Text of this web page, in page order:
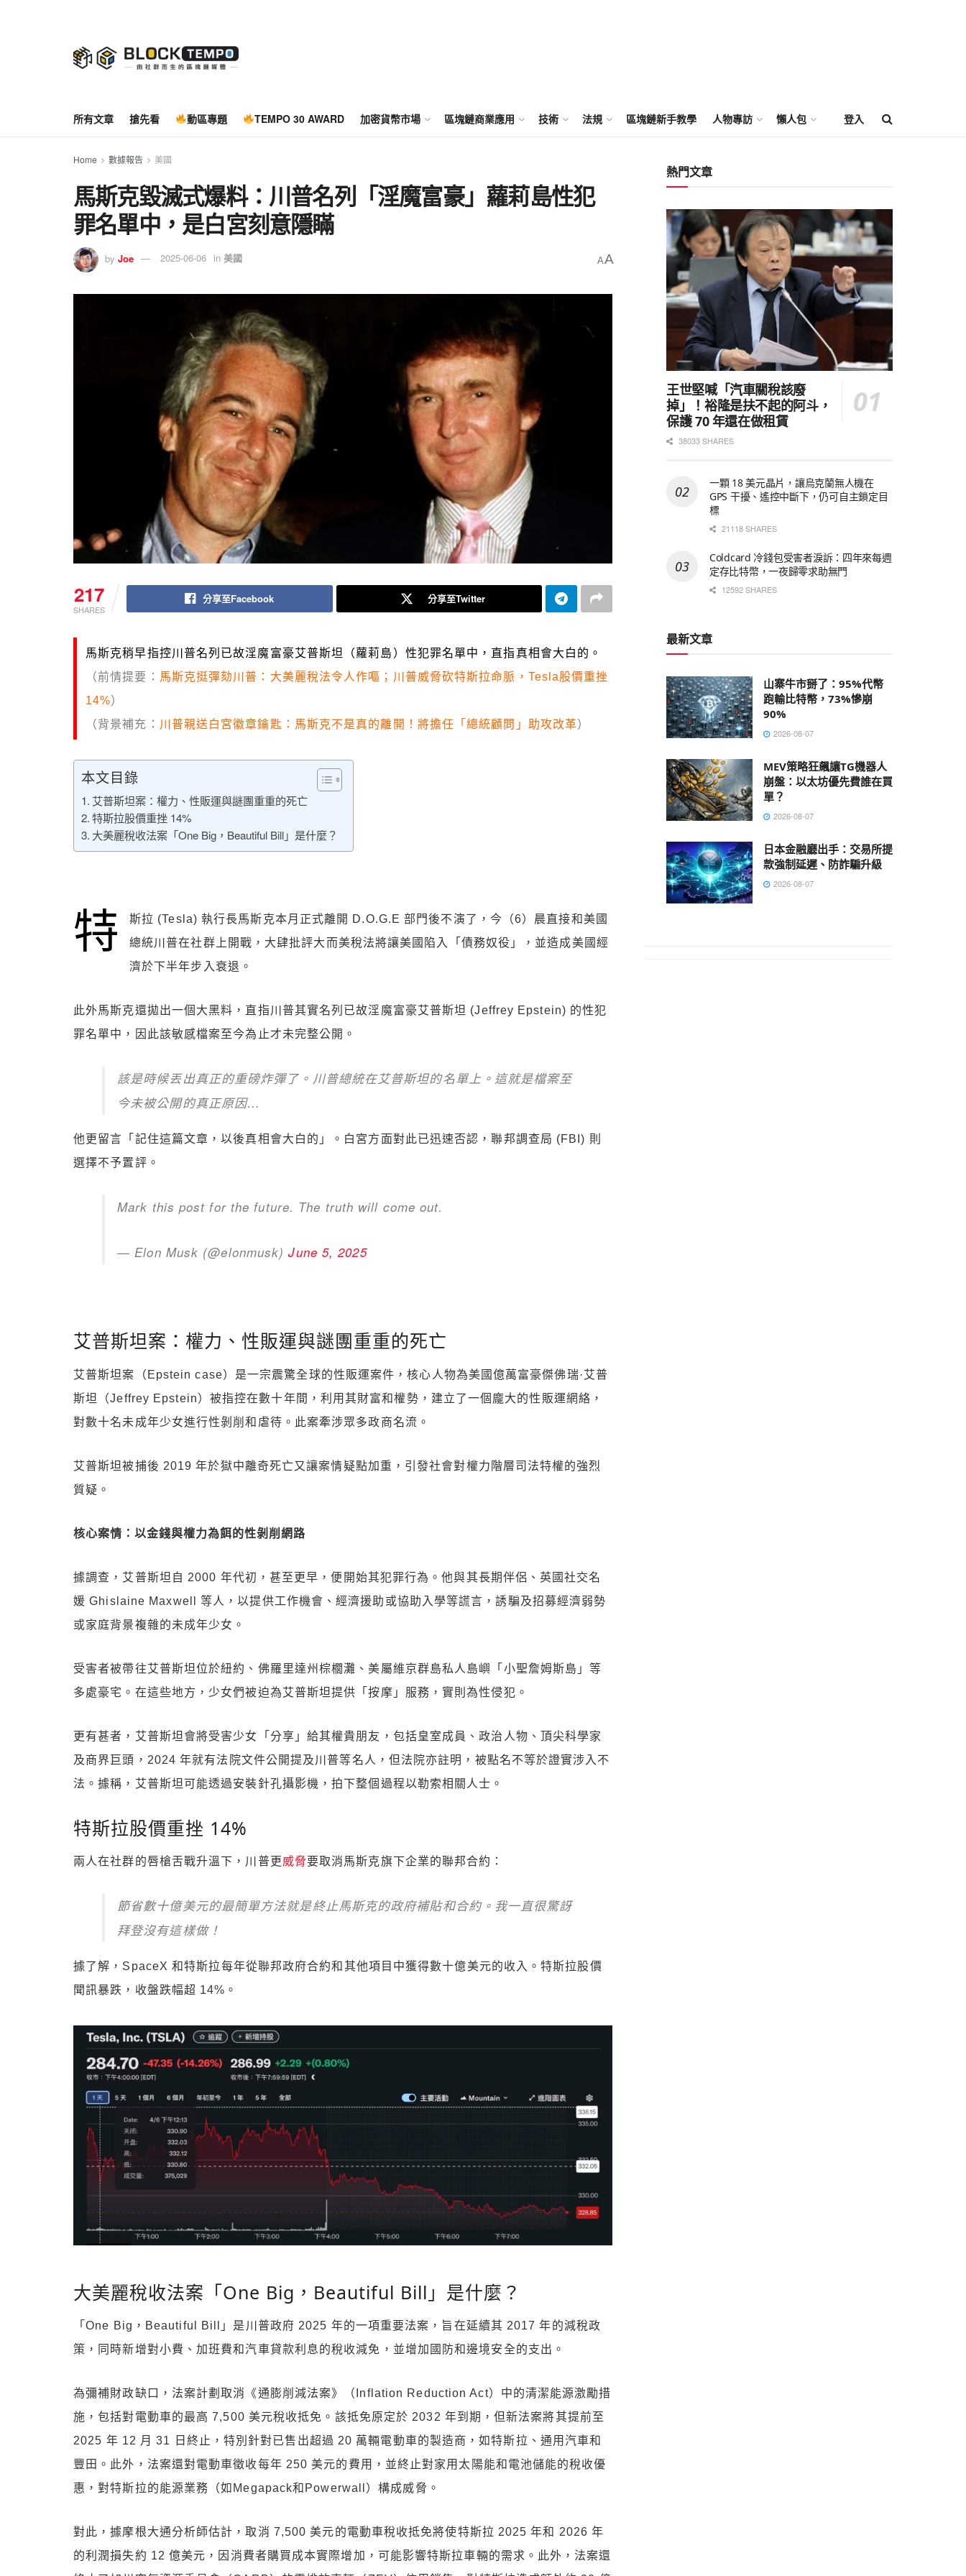
所有文章 搶先看 動區專題 TEMPO 30 AWARD 加密貨幣市場 區塊鏈商業應用 技術 法規 區塊鏈新手教學 人物專訪 懶人包 登入
Home 數據報告 美國
馬斯克毀滅式爆料：川普名列「淫魔富豪」蘿莉島性犯
罪名單中，是白宮刻意隱瞞
by Joe 2025-06-06 in 美國 AA
217
SHARES
分享至Facebook 分享至Twitter
馬斯克稍早指控川普名列已故淫魔富豪艾普斯坦（蘿莉島）性犯罪名單中，直指真相會大白的。
（前情提要： 馬斯克挺彈劾川普：大美麗稅法令人作嘔；川普威脅砍特斯拉命脈，Tesla股價重挫
14%）
（背景補充： 川普親送白宮徽章鑰匙：馬斯克不是真的離開！將擔任「總統顧問」助攻改革）
本文目錄
艾普斯坦案：權力、性販運與謎團重重的死亡
特斯拉股價重挫 14%
大美麗稅收法案「One Big，Beautiful Bill」是什麼？
特
斯拉 (Tesla) 執行長馬斯克本月正式離開 D.O.G.E 部門後不演了，今（6）晨直接和美國
總統川普在社群上開戰，大肆批評大而美稅法將讓美國陷入「債務奴役」，並造成美國經
濟於下半年步入衰退。
此外馬斯克還拋出一個大黑料，直指川普其實名列已故淫魔富豪艾普斯坦 (Jeffrey Epstein) 的性犯
罪名單中，因此該敏感檔案至今為止才未完整公開。
該是時候丟出真正的重磅炸彈了。川普總統在艾普斯坦的名單上。這就是檔案至
今未被公開的真正原因…
他更留言「記住這篇文章，以後真相會大白的」。白宮方面對此已迅速否認，聯邦調查局 (FBI) 則
選擇不予置評。
Mark this post for the future. The truth will come out.
— Elon Musk (@elonmusk)June 5, 2025
艾普斯坦案：權力、性販運與謎團重重的死亡
艾普斯坦案（Epstein case）是一宗震驚全球的性販運案件，核心人物為美國億萬富豪傑佛瑞·艾普
斯坦（Jeffrey Epstein）被指控在數十年間，利用其財富和權勢，建立了一個龐大的性販運網絡，
對數十名未成年少女進行性剝削和虐待。此案牽涉眾多政商名流。
艾普斯坦被捕後 2019 年於獄中離奇死亡又讓案情疑點加重，引發社會對權力階層司法特權的強烈
質疑。
核心案情：以金錢與權力為餌的性剝削網路
據調查，艾普斯坦自 2000 年代初，甚至更早，便開始其犯罪行為。他與其長期伴侶、英國社交名
媛 Ghislaine Maxwell 等人，以提供工作機會、經濟援助或協助入學等謊言，誘騙及招募經濟弱勢
或家庭背景複雜的未成年少女。
受害者被帶往艾普斯坦位於紐約、佛羅里達州棕櫚灘、美屬維京群島私人島嶼「小聖詹姆斯島」等
多處豪宅。在這些地方，少女們被迫為艾普斯坦提供「按摩」服務，實則為性侵犯。
更有甚者，艾普斯坦會將受害少女「分享」給其權貴朋友，包括皇室成員、政治人物、頂尖科學家
及商界巨頭，2024 年就有法院文件公開提及川普等名人，但法院亦註明，被點名不等於證實涉入不
法。據稱，艾普斯坦可能透過安裝針孔攝影機，拍下整個過程以勒索相關人士。
特斯拉股價重挫 14%
兩人在社群的唇槍舌戰升溫下，川普更 威脅要取消馬斯克旗下企業的聯邦合約：
節省數十億美元的最簡單方法就是終止馬斯克的政府補貼和合約。我一直很驚訝
拜登沒有這樣做！
據了解，SpaceX 和特斯拉每年從聯邦政府合約和其他項目中獲得數十億美元的收入。特斯拉股價
聞訊暴跌 ，收盤跌幅超 14%。
大美麗稅收法案「One Big，Beautiful Bill」是什麼？
「One Big，Beautiful Bill」是川普政府 2025 年的一項重要法案，旨在延續其 2017 年的減稅政
策，同時新增對小費、加班費和汽車貸款利息的稅收減免，並增加國防和邊境安全的支出。
為彌補財政缺口，法案計劃取消《通膨削減法案》（Inflation Reduction Act）中的清潔能源激勵措
施，包括對電動車的最高 7,500 美元稅收抵免。該抵免原定於 2032 年到期，但新法案將其提前至
2025 年 12 月 31 日終止，特別針對已售出超過 20 萬輛電動車的製造商，如特斯拉、通用汽車和
豐田。此外，法案還對電動車徵收每年 250 美元的費用，並終止對家用太陽能和電池儲能的稅收優
惠，對特斯拉的能源業務（如Megapack和Powerwall）構成威脅。
對此，據摩根大通分析師估計，取消 7,500 美元的電動車稅收抵免將使特斯拉 2025 年和 2026 年
的利潤損失約 12 億美元，因消費者購買成本實際增加，可能影響特斯拉車輛的需求。此外，法案還
熱門文章
王世堅喊「汽車關稅該廢
掉」！裕隆是扶不起的阿斗，
保護 70 年還在做租賃
38033 SHARES
一顆 18 美元晶片，讓烏克蘭無人機在
GPS 干擾、遙控中斷下，仍可自主鎖定目
標
21118 SHARES
Coldcard 冷錢包受害者淚訴：四年來每週
定存比特幣，一夜歸零求助無門
12592 SHARES
最新文章
山寨牛市掰了：95%代幣
跑輸比特幣，73%慘崩
90%
2026-08-07
MEV策略狂飆讓TG機器人
崩盤：以太坊優先費誰在買
單？
2026-08-07
日本金融廳出手：交易所提
款強制延遲、防詐騙升級
2026-08-07